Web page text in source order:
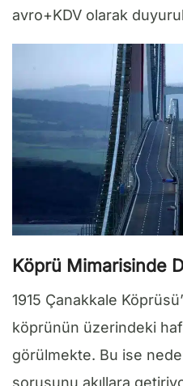
avro+KDV olarak
Köprü Mimarisinde
1915 Çanakkale
köprünün üzerindeki
görülmekte. Bu ise
sorusunu akıllara